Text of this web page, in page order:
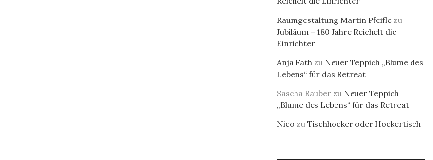
Raumgestaltung Martin Pfeifle zu
Jubiläum – 180 Jahre Reichelt die
Einrichter
Anja Fath zu Neuer Teppich „Blume des
Lebens“ für das Retreat
Sascha Rauber zu Neuer Teppich
„Blume des Lebens“ für das Retreat
Nico zu Tischhocker oder Hockertisch